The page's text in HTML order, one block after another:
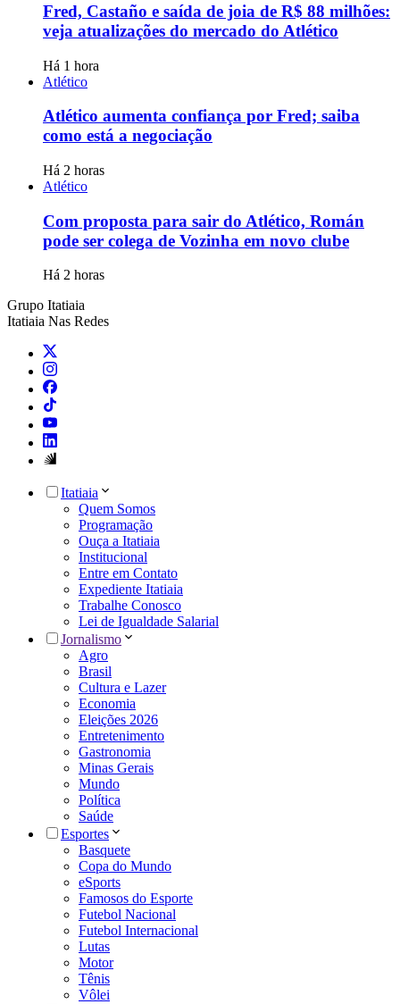
Fred, Castaño e saída de joia de R$ 88 milhões:
veja atualizações do mercado do Atlético
Há 1 hora
Atlético
Atlético aumenta confiança por Fred; saiba
como está a negociação
Há 2 horas
Atlético
Com proposta para sair do Atlético, Román
pode ser colega de Vozinha em novo clube
Há 2 horas
Grupo Itatiaia
Itatiaia Nas Redes
Itatiaia
Quem Somos
Programação
Ouça a Itatiaia
Institucional
Entre em Contato
Expediente Itatiaia
Trabalhe Conosco
Lei de Igualdade Salarial
Jornalismo
Agro
Brasil
Cultura e Lazer
Economia
Eleições 2026
Entretenimento
Gastronomia
Minas Gerais
Mundo
Política
Saúde
Esportes
Basquete
Copa do Mundo
eSports
Famosos do Esporte
Futebol Nacional
Futebol Internacional
Lutas
Motor
Tênis
Vôlei